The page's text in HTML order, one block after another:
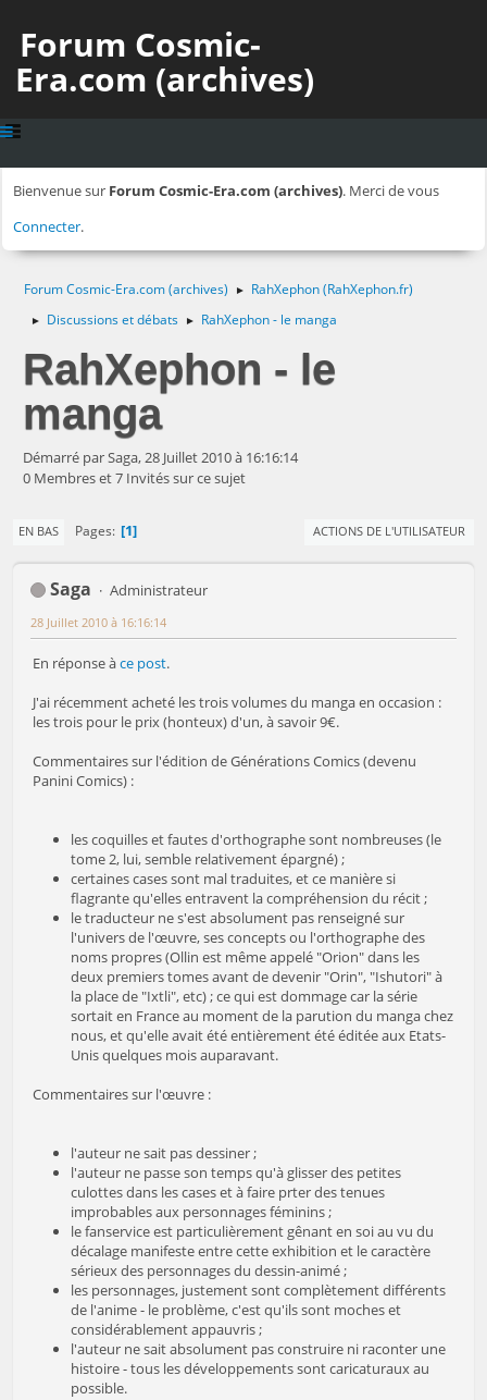
Forum Cosmic-
Era.com (archives)
Bienvenue sur Forum Cosmic-Era.com (archives). Merci de vous
Connecter.
Forum Cosmic-Era.com (archives) ► RahXephon (RahXephon.fr)
► Discussions et débats ► RahXephon - le manga
RahXephon - le
manga
Démarré par Saga, 28 Juillet 2010 à 16:16:14
0 Membres et 7 Invités sur ce sujet
EN BAS Pages 1 ACTIONS DE L'UTILISATEUR
Saga Administrateur
28 Juillet 2010 à 16:16:14
En réponse àce post.
J'ai récemment acheté les trois volumes du manga en occasion :
les trois pour le prix (honteux) d'un, à savoir 9€.
Commentaires sur l'édition de Générations Comics (devenu
Panini Comics) :
les coquilles et fautes d'orthographe sont nombreuses (le
tome 2, lui, semble relativement épargné) ;
certaines cases sont mal traduites, et ce manière si
flagrante qu'elles entravent la compréhension du récit ;
le traducteur ne s'est absolument pas renseigné sur
l'univers de l'œuvre, ses concepts ou l'orthographe des
noms propres (Ollin est même appelé "Orion" dans les
deux premiers tomes avant de devenir "Orin", "Ishutori" à
la place de "Ixtli", etc) ; ce qui est dommage car la série
sortait en France au moment de la parution du manga chez
nous, et qu'elle avait été entièrement été éditée aux Etats-
Unis quelques mois auparavant.
Commentaires sur l'œuvre :
l'auteur ne sait pas dessiner ;
l'auteur ne passe son temps qu'à glisser des petites
culottes dans les cases et à faire prter des tenues
improbables aux personnages féminins ;
le fanservice est particulièrement gênant en soi au vu du
décalage manifeste entre cette exhibition et le caractère
sérieux des personnages du dessin-animé ;
les personnages, justement sont complètement différents
de l'anime - le problème, c'est qu'ils sont moches et
considérablement appauvris ;
l'auteur ne sait absolument pas construire ni raconter une
histoire - tous les développements sont caricaturaux au
possible.